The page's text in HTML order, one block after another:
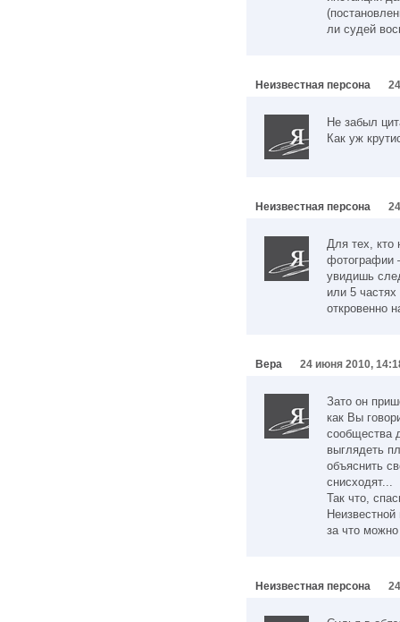
ли судей
Неизвестная персона
Не забыл
Как уж
Неизвестная персона
Для тех, кто
фотографии
увидишь
или 5
откровенно
Вера 24 июня 2010,
Зато он
как Вы
сообщества
выглядеть
объяснить
снисходят...
Так что,
за что можно
Неизвестная персона